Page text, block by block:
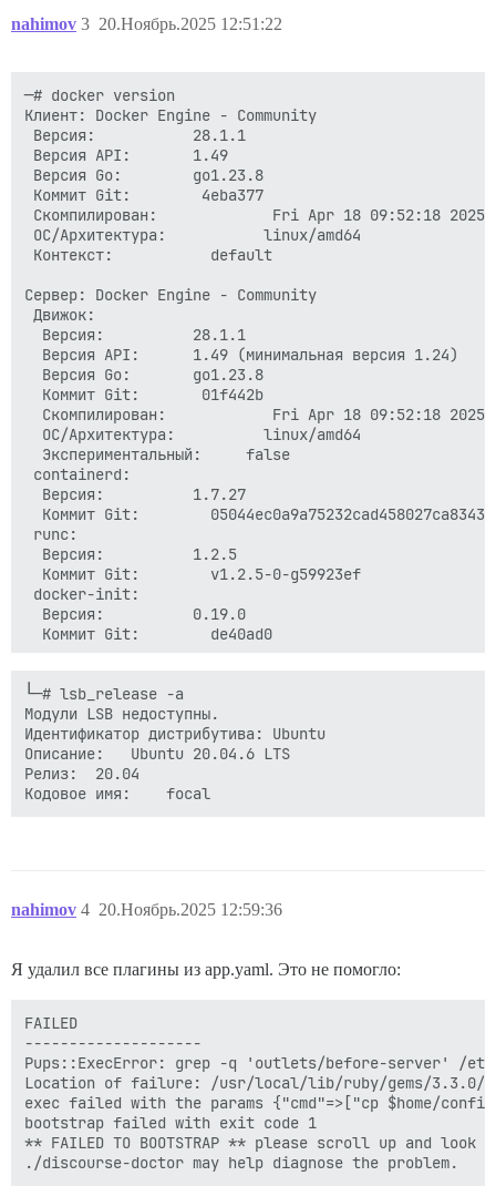
nahimov 20.Ноябрь.2025 12:51:22
3
─# docker version
Клиент: Docker Engine - Community
Версия:           28.1.1
Версия API:       1.49
Версия Go:        go1.23.8
Коммит Git:        4eba377
Скомпилирован:             Fri Apr 18 09:52:18 2025
ОС/Архитектура:           linux/amd64
Контекст:           default
Сервер: Docker Engine - Community
Движок:
  Версия:          28.1.1
  Версия API:      1.49 (минимальная версия 1.24)
  Версия Go:       go1.23.8
  Коммит Git:       01f442b
  Скомпилирован:            Fri Apr 18 09:52:18 2025
  ОС/Архитектура:          linux/amd64
  Экспериментальный:     false
containerd:
  Версия:          1.7.27
Коммит Git:
runc:
  Версия:          1.2.5
  Коммит Git:        v1.2.5-0-g59923ef
docker-init:
  Версия:          0.19.0
└─# lsb_release -a
Модули LSB недоступны.
Идентификатор дистрибутива:	Ubuntu
Описание:	Ubuntu 20.04.6 LTS
Релиз:	20.04
nahimov 20.Ноябрь.2025 12:59:36
4
Я удалил все плагины из app.yaml. Это не помогло:
FAILED
--------------------
Pups::ExecError: grep -q 'outlets/before-server' /
Location of failure: /usr/local/lib/ruby/gems/3.3.0/
exec failed with the params {"cmd"=>["cp $home/
bootstrap failed with exit code 1
** FAILED TO BOOTSTRAP ** please scroll up and